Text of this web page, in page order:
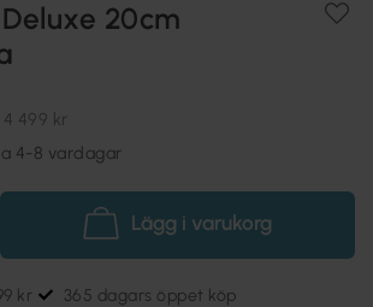
20cm
4 499 kr
4-8 vardagar
Lägg i varukorg
kr 365 dagars öppet köp